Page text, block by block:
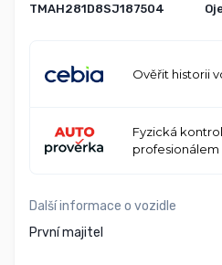
TMAH281D8SJ187504
Ověřit historii
Fyzická
profesionálem
Další informace o vozidle
První majitel